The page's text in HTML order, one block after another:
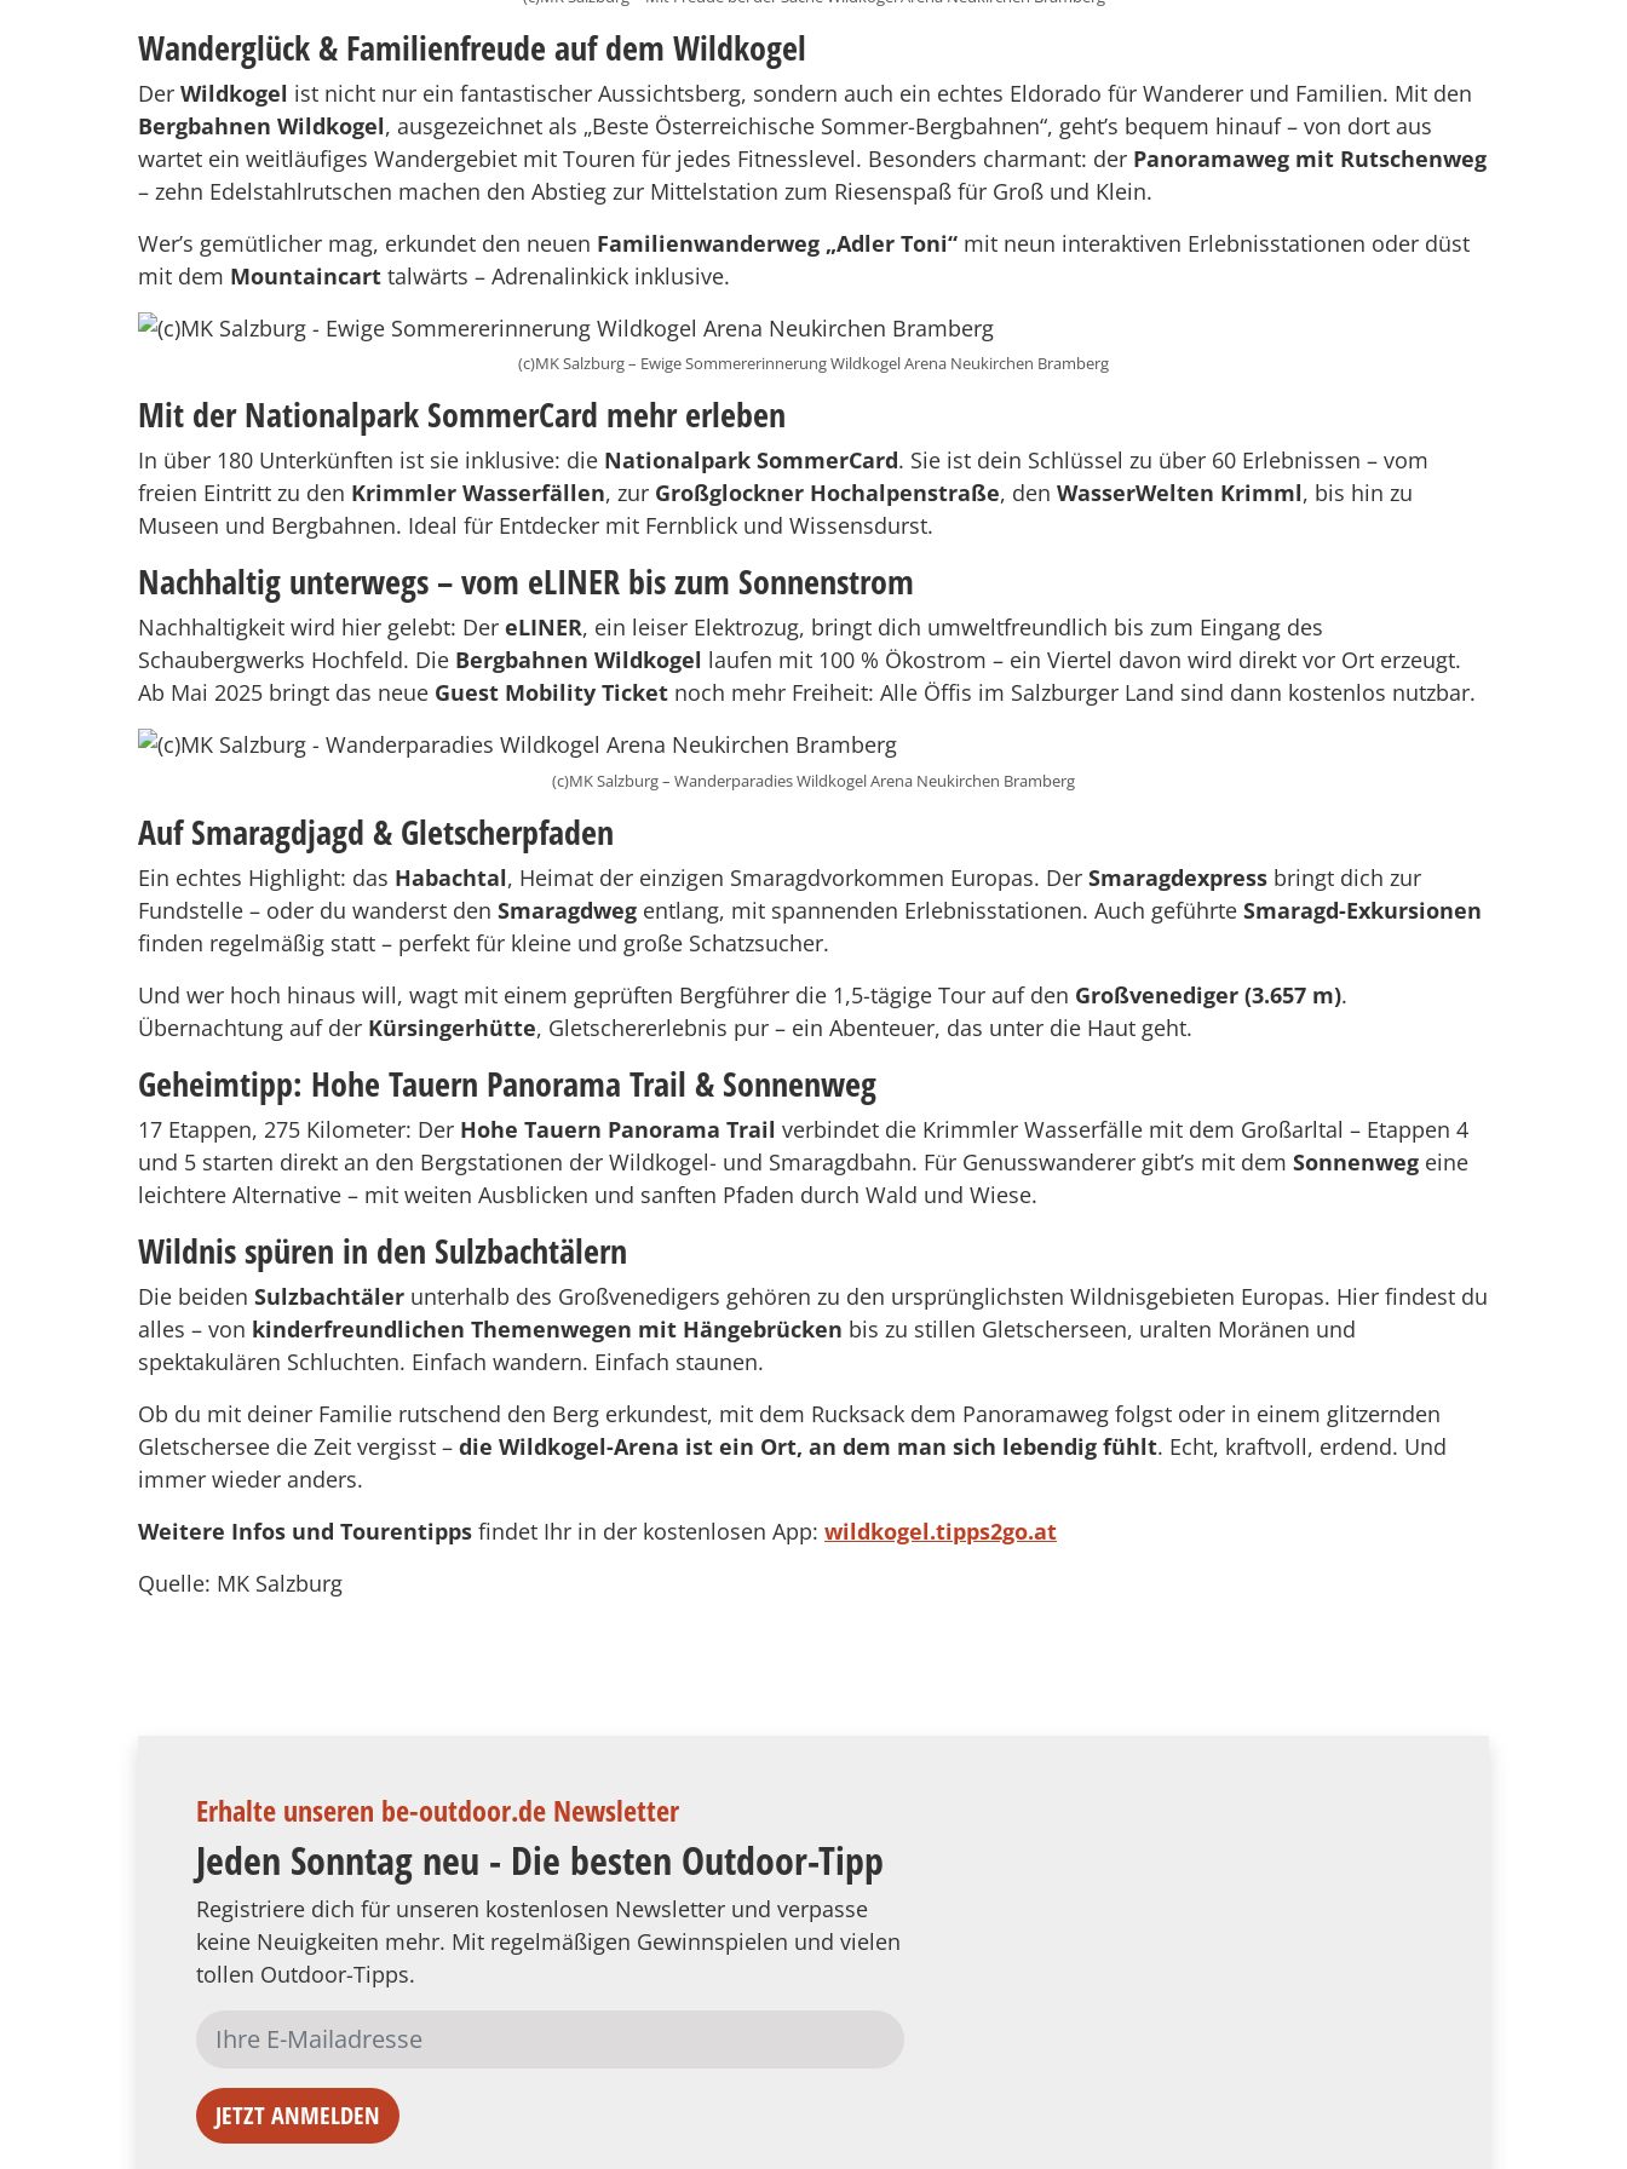
Wanderglück & Familienfreude auf dem Wildkogel
Der Wildkogel ist nicht nur ein fantastischer Aussichtsberg, sondern auch ein echtes Eldorado für Wanderer und Familien. Mit den
Bergbahnen Wildkogel, ausgezeichnet als „Beste Österreichische Sommer-Bergbahnen“, geht’s bequem hinauf – von dort aus
wartet ein weitläufiges Wandergebiet mit Touren für jedes Fitnesslevel. Besonders charmant: der Panoramaweg mit Rutschenweg
– zehn Edelstahlrutschen machen den Abstieg zur Mittelstation zum Riesenspaß für Groß und Klein.
Wer’s gemütlicher mag, erkundet den neuen Familienwanderweg „Adler Toni“ mit neun interaktiven Erlebnisstationen oder düst
mit dem Mountaincart talwärts – Adrenalinkick inklusive.
(c)MK Salzburg – Ewige Sommererinnerung Wildkogel Arena Neukirchen Bramberg
Mit der Nationalpark SommerCard mehr erleben
In über 180 Unterkünften ist sie inklusive: die Nationalpark SommerCard. Sie ist dein Schlüssel zu über 60 Erlebnissen – vom
freien Eintritt zu den Krimmler Wasserfällen, zur Großglockner Hochalpenstraße, den WasserWelten Krimml, bis hin zu
Museen und Bergbahnen. Ideal für Entdecker mit Fernblick und Wissensdurst.
Nachhaltig unterwegs – vom eLINER bis zum Sonnenstrom
Nachhaltigkeit wird hier gelebt: Der eLINER, ein leiser Elektrozug, bringt dich umweltfreundlich bis zum Eingang des
Schaubergwerks Hochfeld. Die Bergbahnen Wildkogel laufen mit 100 % Ökostrom – ein Viertel davon wird direkt vor Ort erzeugt.
Ab Mai 2025 bringt das neue Guest Mobility Ticket noch mehr Freiheit: Alle Öffis im Salzburger Land sind dann kostenlos nutzbar.
(c)MK Salzburg – Wanderparadies Wildkogel Arena Neukirchen Bramberg
Auf Smaragdjagd & Gletscherpfaden
Ein echtes Highlight: das Habachtal, Heimat der einzigen Smaragdvorkommen Europas. Der Smaragdexpress bringt dich zur
Fundstelle – oder du wanderst den Smaragdweg entlang, mit spannenden Erlebnisstationen. Auch geführte Smaragd-Exkursionen
finden regelmäßig statt – perfekt für kleine und große Schatzsucher.
Und wer hoch hinaus will, wagt mit einem geprüften Bergführer die 1,5-tägige Tour auf den Großvenediger (3.657 m).
Übernachtung auf der Kürsingerhütte, Gletschererlebnis pur – ein Abenteuer, das unter die Haut geht.
Geheimtipp: Hohe Tauern Panorama Trail & Sonnenweg
17 Etappen, 275 Kilometer: Der Hohe Tauern Panorama Trail verbindet die Krimmler Wasserfälle mit dem Großarltal – Etappen 4
und 5 starten direkt an den Bergstationen der Wildkogel- und Smaragdbahn. Für Genusswanderer gibt’s mit dem Sonnenweg eine
leichtere Alternative – mit weiten Ausblicken und sanften Pfaden durch Wald und Wiese.
Wildnis spüren in den Sulzbachtälern
Die beiden Sulzbachtäler unterhalb des Großvenedigers gehören zu den ursprünglichsten Wildnisgebieten Europas. Hier findest du
alles – von kinderfreundlichen Themenwegen mit Hängebrücken bis zu stillen Gletscherseen, uralten Moränen und
spektakulären Schluchten. Einfach wandern. Einfach staunen.
Ob du mit deiner Familie rutschend den Berg erkundest, mit dem Rucksack dem Panoramaweg folgst oder in einem glitzernden
Gletschersee die Zeit vergisst – die Wildkogel-Arena ist ein Ort, an dem man sich lebendig fühlt. Echt, kraftvoll, erdend. Und
immer wieder anders.
Weitere Infos und Tourentipps findet Ihr in der kostenlosen App: wildkogel.tipps2go.at
Quelle: MK Salzburg
Erhalte unseren be-outdoor.de Newsletter
Jeden Sonntag neu - Die besten Outdoor-Tipp
Registriere dich für unseren kostenlosen Newsletter und verpasse
keine Neuigkeiten mehr. Mit regelmäßigen Gewinnspielen und vielen
tollen Outdoor-Tipps.
JETZT ANMELDEN